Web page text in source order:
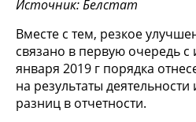
Источник: Белстат
Вместе с тем, резкое
связано в первую очередь с
января 2019 г порядка
на результаты
разниц в отчетности.